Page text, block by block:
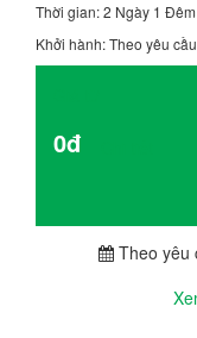
Thời gian: 2 Ngày 1 Đêm
Khởi hành: Theo yêu cầu
0đ
Theo yêu